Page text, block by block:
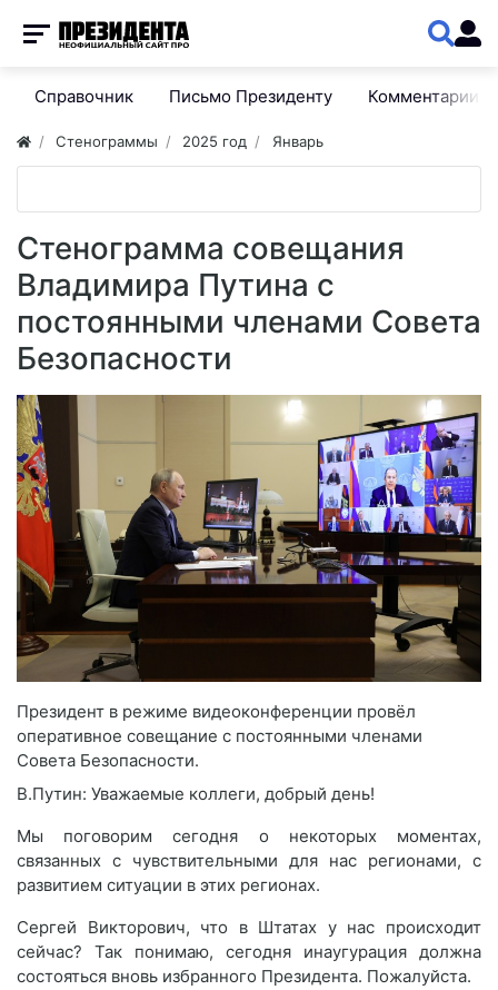
Справочник Письмо Президенту Комментарии
Стенограммы 2025 год Январь
Стенограмма совещания
Владимира Путина с
постоянными членами Совета
Безопасности
Президент в режиме видеоконференции провёл
оперативное совещание с постоянными членами
Совета Безопасности.
В.Путин: Уважаемые коллеги, добрый день!
Мы поговорим сегодня о некоторых моментах,
связанных с чувствительными для нас регионами, с
развитием ситуации в этих регионах.
Сергей Викторович, что в Штатах у нас происходит
сейчас? Так понимаю, сегодня инаугурация должна
состояться вновь избранного Президента. Пожалуйста.